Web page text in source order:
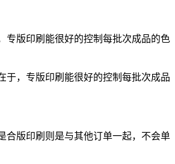
专版印刷能很好的控制每批次成品的色
于，专版印刷能很好的控制每批次成品
合版印刷则是与其他订单一起，不会单